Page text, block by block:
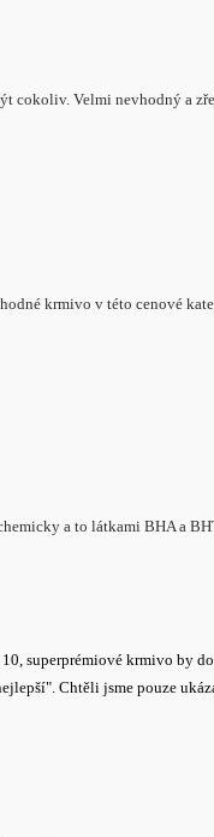
cokoliv. Velmi nevhodný a
krmivo v této cenové
a to látkami BHA a
krmivo by
Chtěli jsme pouze